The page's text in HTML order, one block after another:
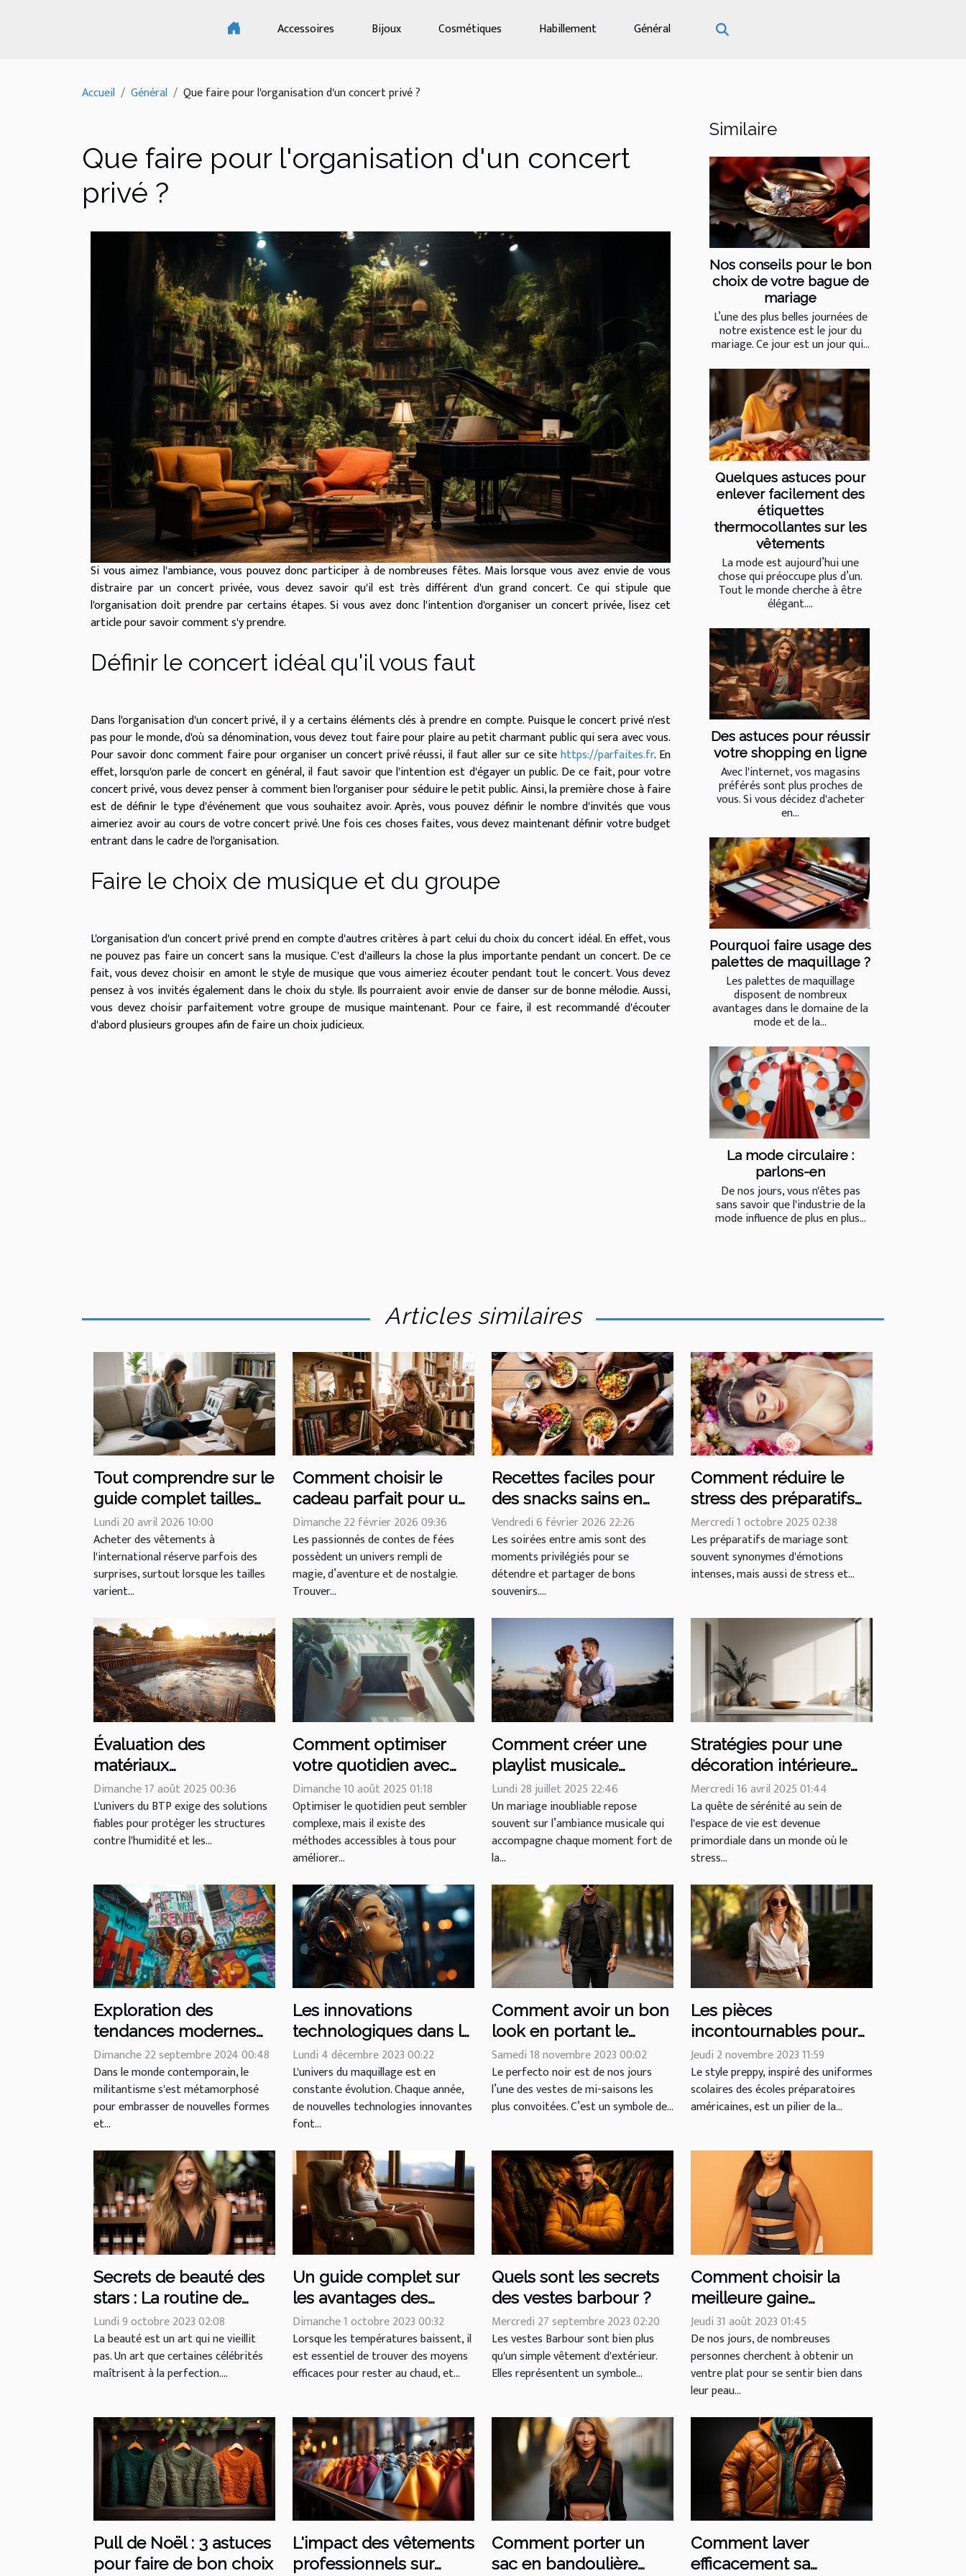
Accessoires Bijoux Cosmétiques Habillement Général
Accueil Général Que faire pour l'organisation d'un concert privé ?
Que faire pour l'organisation d'un concert
privé ?
Si vous aimez l'ambiance, vous pouvez donc participer à de nombreuses fêtes. Mais lorsque vous avez envie de vous
distraire par un concert privée, vous devez savoir qu'il est très différent d'un grand concert. Ce qui stipule que
l'organisation doit prendre par certains étapes. Si vous avez donc l'intention d'organiser un concert privée, lisez cet
article pour savoir comment s'y prendre.
Définir le concert idéal qu'il vous faut
Dans l'organisation d'un concert privé, il y a certains éléments clés à prendre en compte. Puisque le concert privé n'est
pas pour le monde, d'où sa dénomination, vous devez tout faire pour plaire au petit charmant public qui sera avec vous.
Pour savoir donc comment faire pour organiser un concert privé réussi, il faut aller sur ce sitehttps://parfaites.fr. En
effet, lorsqu'on parle de concert en général, il faut savoir que l'intention est d'égayer un public. De ce fait, pour votre
concert privé, vous devez penser à comment bien l'organiser pour séduire le petit public. Ainsi, la première chose à faire
est de définir le type d'événement que vous souhaitez avoir. Après, vous pouvez définir le nombre d'invités que vous
aimeriez avoir au cours de votre concert privé. Une fois ces choses faites, vous devez maintenant définir votre budget
entrant dans le cadre de l'organisation.
Faire le choix de musique et du groupe
L'organisation d'un concert privé prend en compte d'autres critères à part celui du choix du concert idéal. En effet, vous
ne pouvez pas faire un concert sans la musique. C'est d'ailleurs la chose la plus importante pendant un concert. De ce
fait, vous devez choisir en amont le style de musique que vous aimeriez écouter pendant tout le concert. Vous devez
pensez à vos invités également dans le choix du style. Ils pourraient avoir envie de danser sur de bonne mélodie. Aussi,
vous devez choisir parfaitement votre groupe de musique maintenant. Pour ce faire, il est recommandé d'écouter
d'abord plusieurs groupes afin de faire un choix judicieux.
Similaire
Nos conseils pour le bon
choix de votre bague de
mariage
L’une des plus belles journées de
notre existence est le jour du
mariage. Ce jour est un jour qui...
Quelques astuces pour
enlever facilement des
étiquettes
thermocollantes sur les
vêtements
La mode est aujourd’hui une
chose qui préoccupe plus d’un.
Tout le monde cherche à être
élégant....
Des astuces pour réussir
votre shopping en ligne
Avec l'internet, vos magasins
préférés sont plus proches de
vous. Si vous décidez d'acheter
en...
Pourquoi faire usage des
palettes de maquillage ?
Les palettes de maquillage
disposent de nombreux
avantages dans le domaine de la
mode et de la...
La mode circulaire :
parlons-en
De nos jours, vous n'êtes pas
sans savoir que l'industrie de la
mode influence de plus en plus...
Articles similaires
Tout comprendre sur le
guide complet tailles
US FR UK pour vos
achats internationaux
Lundi 20 avril 2026 10:00
Acheter des vêtements à
l'international réserve parfois des
surprises, surtout lorsque les tailles
varient...
Comment choisir le
cadeau parfait pour un
fan de contes de fées ?
Dimanche 22 février 2026 09:36
Les passionnés de contes de fées
possèdent un univers rempli de
magie, d’aventure et de nostalgie.
Trouver...
Recettes faciles pour
des snacks sains en
soirée entre amis
Vendredi 6 février 2026 22:26
Les soirées entre amis sont des
moments privilégiés pour se
détendre et partager de bons
souvenirs....
Comment réduire le
stress des préparatifs
de mariage ?
Mercredi 1 octobre 2025 02:38
Les préparatifs de mariage sont
souvent synonymes d'émotions
intenses, mais aussi de stress et...
Évaluation des
matériaux
imperméables les plus
efficaces pour les
professionnels du BTP
?
Dimanche 17 août 2025 00:36
L'univers du BTP exige des solutions
fiables pour protéger les structures
contre l'humidité et les...
Comment optimiser
votre quotidien avec
des conseils simples et
efficaces ?
Dimanche 10 août 2025 01:18
Optimiser le quotidien peut sembler
complexe, mais il existe des
méthodes accessibles à tous pour
améliorer...
Comment créer une
playlist musicale
parfaite pour votre
mariage ?
Lundi 28 juillet 2025 22:46
Un mariage inoubliable repose
souvent sur l’ambiance musicale qui
accompagne chaque moment fort de
la...
Stratégies pour une
décoration intérieure
zen et épurée
Mercredi 16 avril 2025 01:44
La quête de sérénité au sein de
l'espace de vie est devenue
primordiale dans un monde où le
stress...
Exploration des
tendances modernes
en militantisme à
travers le commerce
éthique
Dimanche 22 septembre 2024 00:48
Dans le monde contemporain, le
militantisme s'est métamorphosé
pour embrasser de nouvelles formes
et...
Les innovations
technologiques dans le
domaine du maquillage
en 2021
Lundi 4 décembre 2023 00:22
L'univers du maquillage est en
constante évolution. Chaque année,
de nouvelles technologies innovantes
font...
Comment avoir un bon
look en portant le
perfecto noir ?
Samedi 18 novembre 2023 00:02
Le perfecto noir est de nos jours
l’une des vestes de mi-saisons les
plus convoitées. C’est un symbole de...
Les pièces
incontournables pour
adopter le style preppy
Jeudi 2 novembre 2023 11:59
Le style preppy, inspiré des uniformes
scolaires des écoles préparatoires
américaines, est un pilier de la...
Secrets de beauté des
stars : La routine de
soin de peau abordable
de Jennifer Aniston
Lundi 9 octobre 2023 02:08
La beauté est un art qui ne vieillit
pas. Un art que certaines célébrités
maîtrisent à la perfection....
Un guide complet sur
les avantages des
chauffe-pieds pour un
confort optimal
Dimanche 1 octobre 2023 00:32
Lorsque les températures baissent, il
est essentiel de trouver des moyens
efficaces pour rester au chaud, et...
Quels sont les secrets
des vestes barbour ?
Mercredi 27 septembre 2023 02:20
Les vestes Barbour sont bien plus
qu'un simple vêtement d'extérieur.
Elles représentent un symbole...
Comment choisir la
meilleure gaine
amincissante pour un
ventre plat
Jeudi 31 août 2023 01:45
De nos jours, de nombreuses
personnes cherchent à obtenir un
ventre plat pour se sentir bien dans
leur peau...
Pull de Noël : 3 astuces
pour faire de bon choix
L'impact des vêtements
professionnels sur
Comment porter un
sac en bandoulière
Comment laver
efficacement sa